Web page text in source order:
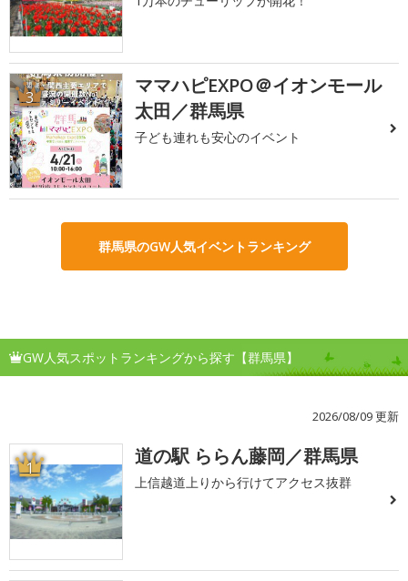
3
ママハピEXPO＠イオンモール
太田／群馬県
子ども連れも安心のイベント
群馬県のGW人気イベントランキング
GW人気スポットランキングから探す【群馬県】
2026/08/09 更新
1 道の駅 ららん藤岡／群馬県
上信越道上りから行けてアクセス抜群